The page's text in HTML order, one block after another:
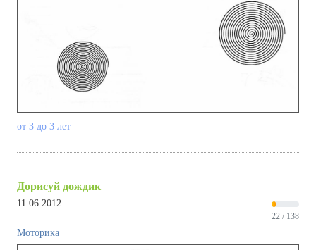
от 3 до 3 лет
Дорисуй дождик
11.06.2012
22 / 138
Моторика